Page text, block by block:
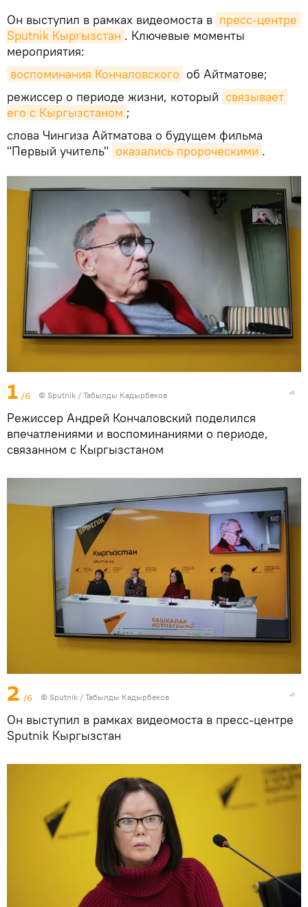
Он выступил в рамках видеомоста в пресс-центре
Sputnik Кыргызстан . Ключевые моменты
мероприятия:
воспоминания Кончаловского об Айтматове;
режиссер о периоде жизни, который связывает
его с Кыргызстаном ;
слова Чингиза Айтматова о будущем фильма
"Первый учитель" оказались пророческими .
1 /6 © Sputnik / Табылды Кадырбеков
Режиссер Андрей Кончаловский поделился
впечатлениями и воспоминаниями о периоде,
связанном с Кыргызстаном
2 /6 © Sputnik / Табылды Кадырбеков
Он выступил в рамках видеомоста в пресс-центре
Sputnik Кыргызстан